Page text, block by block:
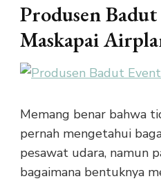
Produsen
Maskapai
Memang benar bahwa
pernah mengetahui
pesawat udara, namun
bagaimana bentuknya